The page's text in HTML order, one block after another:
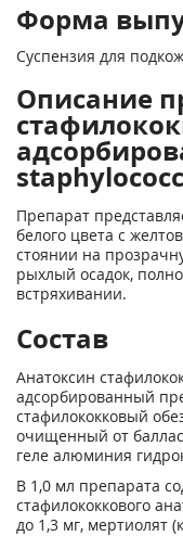
Форма
Суспензия для
Описание
Препарат
белого цвета с
стоянии на
рыхлый осадок,
встряхивании.
Состав
Анатоксин
адсорбированный
стафилококковый
очищенный от
геле алюминия
В 1,0 мл препарата
стафилококкового
до 1,3 мг, мертиолят